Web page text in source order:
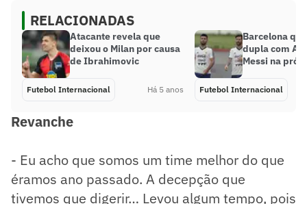
RELACIONADAS
Atacante revela que
deixou o Milan por causa
de Ibrahimovic
Futebol Internacional Há 5 anos
Barcelona
dupla com
Messi na
Futebol Internacional
Revanche
- Eu acho que somos um time melhor do que
éramos ano passado. A decepção que
tivemos que digerir… Levou algum tempo, pois